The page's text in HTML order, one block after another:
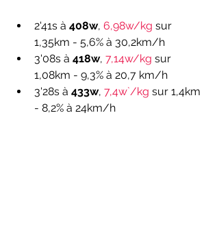
2'41s à 408w, 6,98w/kg sur
1,35km - 5,6% à 30,2km/h
3'08s à 418w, 7,14w/kg sur
1,08km - 9,3% à 20,7 km/h
3'28s à 433w, 7,4w`/kg sur 1,4km
- 8,2% à 24km/h